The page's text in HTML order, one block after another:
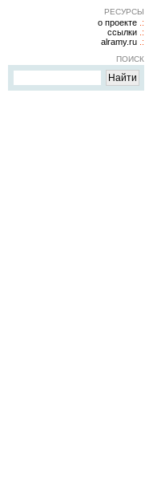
РЕСУРСЫ
о проекте
ссылки
alramy.ru
ПОИСК